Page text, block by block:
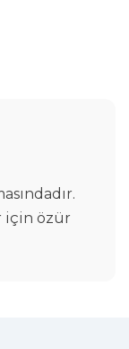
için özür